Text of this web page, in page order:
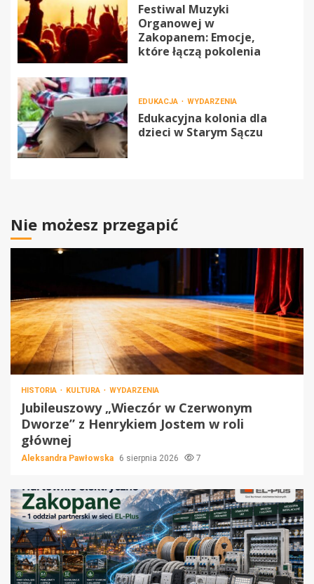
Festiwal Muzyki
Organowej w
Zakopanem: Emocje,
które łączą pokolenia
EDUKACJA WYDARZENIA
Edukacyjna kolonia dla
dzieci w Starym Sączu
Nie możesz przegapić
HISTORIA KULTURA WYDARZENIA
Jubileuszowy „Wieczór w Czerwonym
Dworze” z Henrykiem Jostem w roli
głównej
Aleksandra Pawłowska 6 sierpnia 2026 7